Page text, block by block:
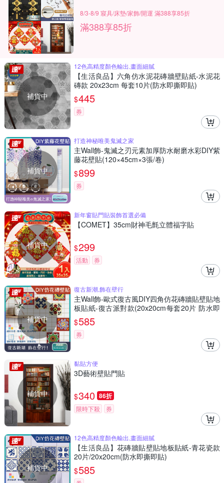
8/3-8/9 寢具/床墊/家飾/開運 滿388享85折
滿388享85折
補貨中
12色高精度顏色輸出,畫面細膩
【生活良品】六角仿水泥花磚牆壁貼紙-水泥花
磚款 20x23cm 每套10片(防水即撕即貼)
$445
券
補貨中
打造神秘唯美鬼滅之家
主Wall飾-鬼滅之刃元素加厚防水耐磨水彩DIY紫
藤花壁貼(120×45cm×3張/卷)
$899
券
補貨中
新年窗貼門貼裝飾首選必備
【COMET】35cm財神毛氈立體福字貼
$299
活動 券
補貨中
復古新潮,飾在壁行
主Wall飾-歐式復古風DIY四角仿花磚牆貼壁貼地
板貼紙-復古派對款(20x20cm每套20片 防水即
撕即貼)
$585
券
補貨中
黏貼方便
3D藝術壁貼門貼
$340 86折
限時下殺 券
補貨中
12色高精度顏色輸出,畫面細膩
【生活良品】花磚牆貼壁貼地板貼紙-青花瓷款
20片/20x20cm(防水即撕即貼)
$585